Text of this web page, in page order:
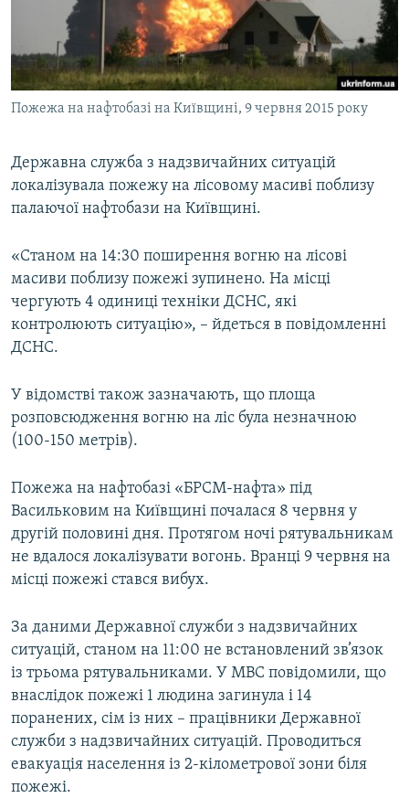
ВІДЕОУРОКИ «ELIFBE»
СВІДЧЕННЯ ОКУПАЦІЇ
УКРАЇНСЬКА ПРОБЛЕМА КРИМУ
ІНФОГРАФІКА
Русский
Qırımtatar
ДОЛУЧАЙСЯ!
Усі сайти RFE/RL
Пожежа на нафтобазі на Київщині, 9 червня 2015 року
Державна служба з надзвичайних ситуацій
локалізувала пожежу на лісовому масиві поблизу
палаючої нафтобази на Київщині.
«Станом на 14:30 поширення вогню на лісові
масиви поблизу пожежі зупинено. На місці
чергують 4 одиниці техніки ДСНС, які
контролюють ситуацію», – йдеться в повідомленні
ДСНС.
У відомстві також зазначають, що площа
розповсюдження вогню на ліс була незначною
(100-150 метрів).
Пожежа на нафтобазі «БРСМ-нафта» під
Васильковим на Київщині почалася 8 червня у
другій половині дня. Протягом ночі рятувальникам
не вдалося локалізувати вогонь. Вранці 9 червня на
місці пожежі стався вибух.
За даними Державної служби з надзвичайних
ситуацій, станом на 11:00 не встановлений зв’язок
із трьома рятувальниками. У МВС повідомили, що
внаслідок пожежі 1 людина загинула і 14
поранених, сім із них – працівники Державної
служби з надзвичайних ситуацій. Проводиться
евакуація населення із 2-кілометрової зони біля
пожежі.